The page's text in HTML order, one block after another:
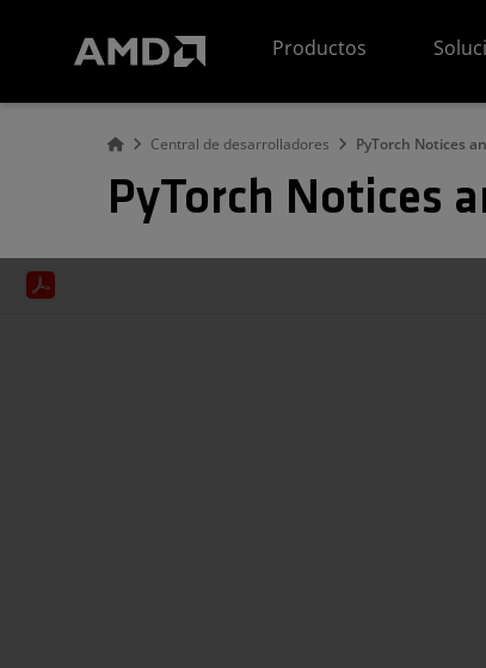
Productos
Central de desarrolladores PyTorch Notices
PyTorch Notices